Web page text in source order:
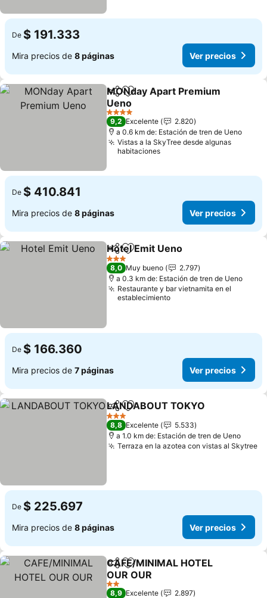
De $ 191.333
Mira precios de 8 páginas Ver precios
CompartirAgregar a favoritos
MONday Apart Premium
Ueno
Ver precios
4 Estrellas
9,2 Excelente
2.820
a 0.6 km de: Estación de tren de Ueno
Vistas a la SkyTree desde algunas
habitaciones
De $ 410.841
Mira precios de 8 páginas Ver precios
CompartirAgregar a favoritos
Hotel Emit Ueno
3 Estrellas
8,0 Muy bueno
2.797
a 0.3 km de: Estación de tren de Ueno
Restaurante y bar vietnamita en el
establecimiento
De $ 166.360
Mira precios de 7 páginas Ver precios
CompartirAgregar a favoritos
LANDABOUT TOKYO
3 Estrellas
8,8 Excelente
5.533
a 1.0 km de: Estación de tren de Ueno
Terraza en la azotea con vistas al Skytree
De $ 225.697
Mira precios de 8 páginas Ver precios
CompartirAgregar a favoritos
CAFE/MINIMAL HOTEL
OUR OUR
Ver precios
2 Estrellas
8,9 Excelente
2.897